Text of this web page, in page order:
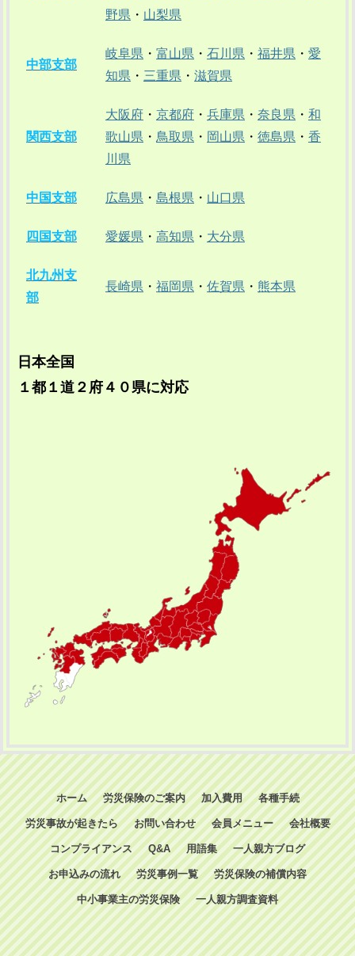
野県 ・ 山梨県
中部支部
岐阜県 ・ 富山県 ・ 石川県 ・ 福井県 ・ 愛
知県 ・ 三重県 ・ 滋賀県
関西支部
大阪府 ・ 京都府 ・ 兵庫県 ・ 奈良県 ・ 和
歌山県 ・ 鳥取県 ・ 岡山県 ・ 徳島県 ・ 香
川県
中国支部 広島県 ・ 島根県 ・ 山口県
四国支部 愛媛県 ・ 高知県 ・ 大分県
北九州支
部
長崎県 ・ 福岡県 ・ 佐賀県 ・ 熊本県
日本全国
１都１道２府４０県に対応
ホーム 労災保険のご案内 加入費用 各種手続
労災事故が起きたら お問い合わせ 会員メニュー 会社概要
コンプライアンス Q&A 用語集 一人親方ブログ
お申込みの流れ 労災事例一覧 労災保険の補償内容
中小事業主の労災保険 一人親方調査資料